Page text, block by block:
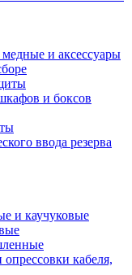
и аксессуары
и боксов
ввода резерва
и каучуковые
кабеля,